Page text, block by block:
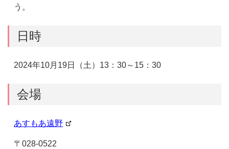
う。
日時
2024年10月19日（土）13：30～15：30
会場
あすもあ遠野
〒028-0522